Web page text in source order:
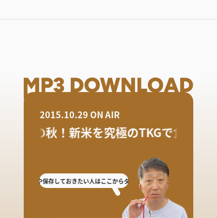
逃した人や保存しておきたい人はここからダウンロード! 放送を聴き逃した人や
2015.10.29 ON AIR
食欲の秋！新米を究極のTKGで食べよ